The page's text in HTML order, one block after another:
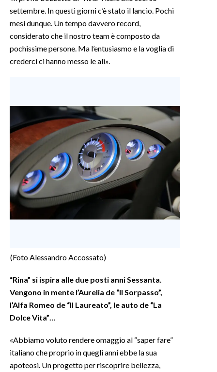
settembre. In questi giorni c’è stato il lancio. Pochi
mesi dunque. Un tempo davvero record,
considerato che il nostro team è composto da
pochissime persone. Ma l’entusiasmo e la voglia di
crederci ci hanno messo le ali».
(Foto Alessandro Accossato)
“Rina” si ispira alle due posti anni Sessanta.
Vengono in mente l’Aurelia de “Il Sorpasso”,
l’Alfa Romeo de “Il Laureato”, le auto de “La
Dolce Vita”…
«Abbiamo voluto rendere omaggio al “saper fare”
italiano che proprio in quegli anni ebbe la sua
apoteosi. Un progetto per riscoprire bellezza,